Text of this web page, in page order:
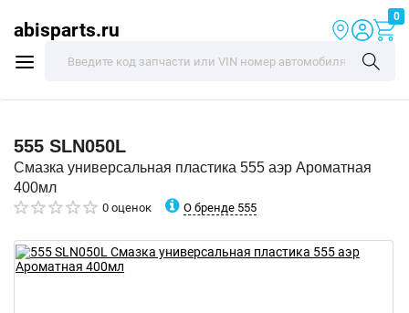
abisparts.ru
0
555 SLN050L
Смазка универсальная пластика 555 аэр Ароматная
400мл
0 оценок О бренде 555